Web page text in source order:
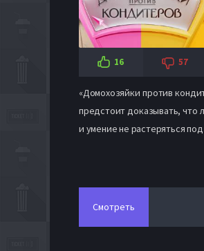
16 57
«Домохозяйки против
предстоит доказывать, что
и умение не растеряться
Смотреть